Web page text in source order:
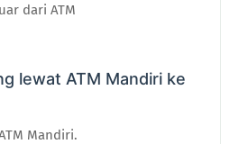
dari ATM
lewat ATM Mandiri ke
Mandiri.